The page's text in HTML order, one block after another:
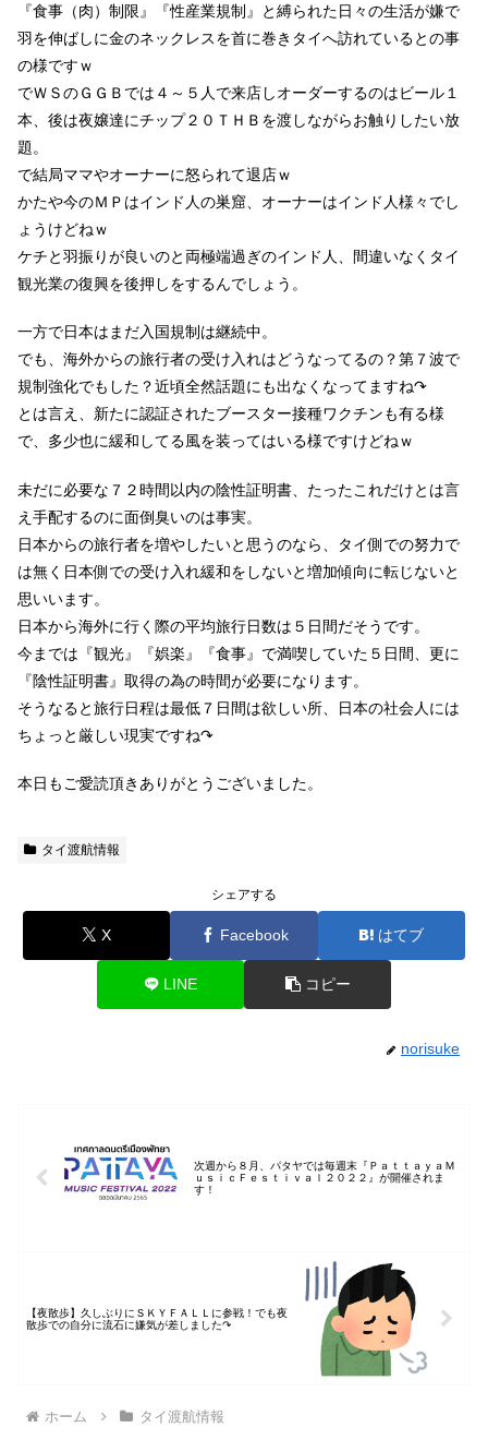
『食事（肉）制限』『性産業規制』
と縛られた日々の生活が嫌で
羽を伸ばしに金のネックレスを首に巻きタイへ訪れているとの事
の様ですｗ
でＷＳのＧＧＢでは４～５人で来店しオーダーするのはビール１
本、後は夜嬢達にチップ２０ＴＨＢを渡しながらお触りしたい放
題。
で結局ママやオーナーに怒られて退店ｗ
かたや今のＭＰはインド人の巣窟、オーナーはインド人様々でし
ょうけどねｗ
ケチと羽振りが良いのと両極端過ぎのインド人、間違いなくタイ
観光業の復興を後押しをするんでしょう。
一方で日本はまだ入国規制は継続中。
でも、海外からの旅行者の受け入れはどうなってるの？第７波で
規制強化でもした？近頃全然話題にも出なくなってますね↷
とは言え、新たに認証されたブースター接種ワクチンも有る様
で、多少也に緩和してる風を装ってはいる様ですけどねｗ
未だに必要な７２時間以内の陰性証明書、たったこれだけとは言
え手配するのに面倒臭いのは事実。
日本からの旅行者を増やしたいと思うのなら、タイ側での努力で
は無く日本側での受け入れ緩和をしないと増加傾向に転じないと
思いいます。
日本から海外に行く際の平均旅行日数は５日間だそうです。
今までは『観光』『娯楽』『食事』で満喫していた５日間、更に
『陰性証明書』取得の為の時間が必要になります。
そうなると旅行日程は最低７日間は欲しい所、日本の社会人には
ちょっと厳しい現実ですね↷
本日もご愛読頂きありがとうございました。
タイ渡航情報
シェアする
X Facebook はてブ
LINE コピー
norisuke
次週から８月、パタヤでは毎週末『ＰａｔｔａｙａＭ
ｕｓｉｃＦｅｓｔｉｖａｌ２０２２』が開催されま
す！
【夜散歩】久しぶりにＳＫＹＦＡＬＬに参戦！でも夜
散歩での自分に流石に嫌気が差しました↷
ホーム タイ渡航情報